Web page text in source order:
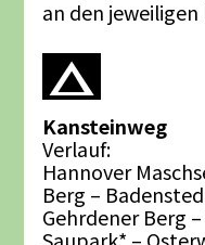
an den
Kansteinweg
Verlauf:
Hannover
Berg –
Gehrdener Berg